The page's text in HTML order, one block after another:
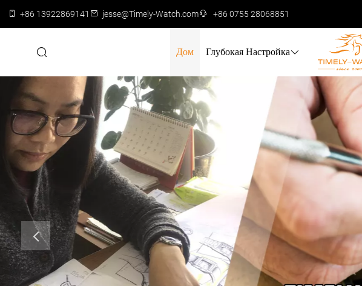
+86 13922869141 jesse@Timely-Watch.com +86 0755 28068851
Дом Глубокая Настройка